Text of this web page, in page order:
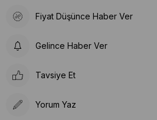
Fiyat Düşünce Haber Ver
Gelince Haber Ver
Tavsiye Et
Yorum Yaz